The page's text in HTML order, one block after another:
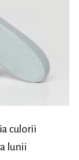
culorii
lunii